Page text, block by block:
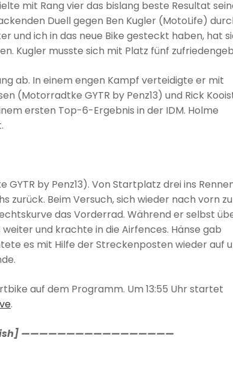
mit Rang vier das bislang beste Resultat
Duell gegen Ben Kugler (MotoLife)
und ich in das neue Bike gesteckt haben, hat
Kugler musste sich mit Platz fünf
ab. In einem engen Kampf verteidigte er mit
(Motorradtke GYTR by Penz13) und Rick
ersten Top-6-Ergebnis in der IDM. Holme
by Penz13). Von Startplatz drei ins
zurück. Beim Versuch, sich wieder nach vorn zu
das Vorderrad. Während er selbst
und krachte in die Airfences. Hänse gab
es mit Hilfe der Streckenposten wieder auf
auf dem Programm. Um 13:55 Uhr startet
.
—————————————————